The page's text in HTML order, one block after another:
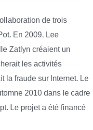
de trois
En 2009, Lee
Zatlyn créaient un
les activités
la fraude sur Internet. Le
2010 dans le cadre
Le projet a été financé